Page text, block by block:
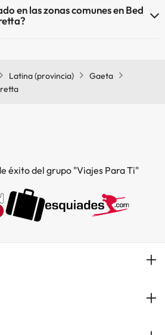
en las zonas comunes en Bed
Latina (provincia)
Gaeta
éxito del grupo "Viajes Para Ti"